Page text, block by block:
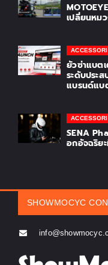
เปลี่ยนหม
ยัวซ่าแบต
ระดับประ
แบรนด์แบ
SENA
อกอัจฉริย
SHOWMOCYC